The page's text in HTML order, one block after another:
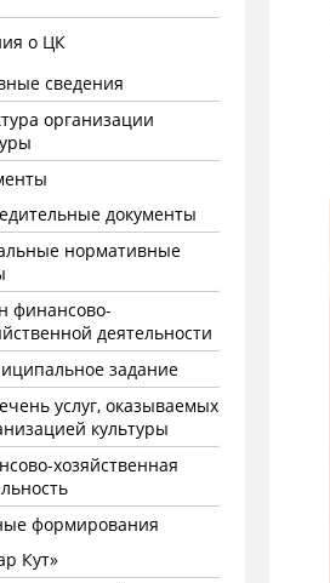
о ЦК
сведения
организации
документы
нормативные
финансово-
деятельности
задание
услуг, оказываемых
культуры
хозяйственная
формирования
Кут»